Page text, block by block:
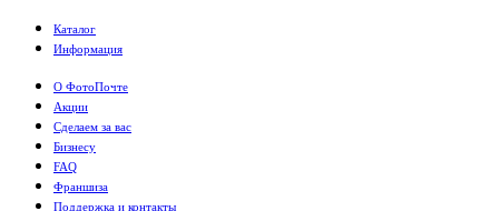
Каталог
Информация
О ФотоПочте
Акции
Сделаем за вас
Бизнесу
FAQ
Франшиза
Поддержка и контакты